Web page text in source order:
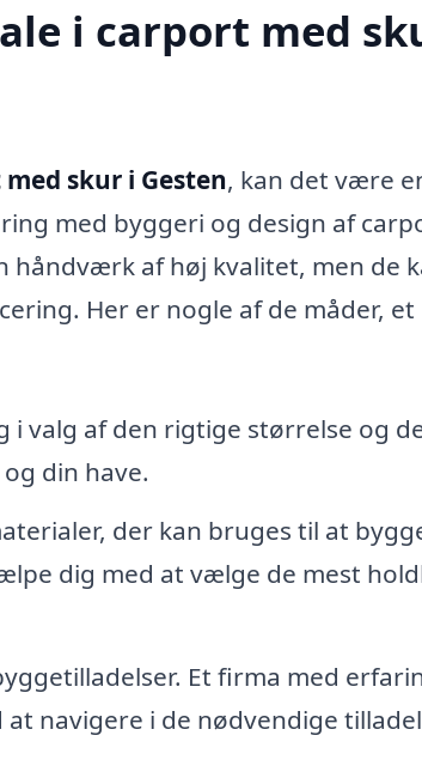
i carport med
skur i Gesten, kan det være
med byggeri og design af
håndværk af høj kvalitet, men de
Her er nogle af de måder, et
i valg af den rigtige størrelse og
din have.
der kan bruges til at
dig med at vælge de mest
Et firma med
navigere i de nødvendige